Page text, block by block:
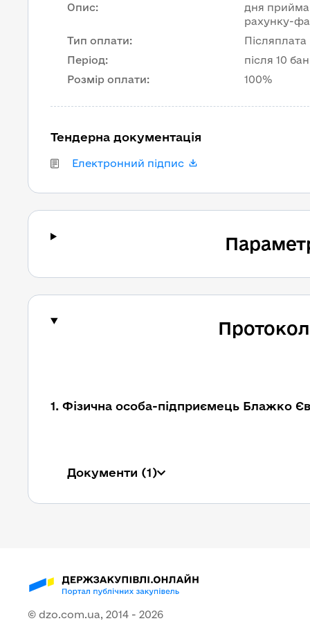
Опис:
дня
рахунку-
Тип оплати:
Післяплата
Період:
після 10
Розмір оплати: 100%
Тендерна документація
Електронний підпис
1. Фізична особа-підприємець Блажко
Документи (1)
© dzo.com.ua, 2014 - 2026